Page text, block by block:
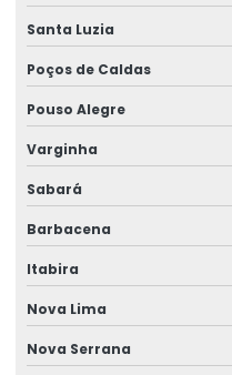
Santa Luzia
Poços de Caldas
Pouso Alegre
Varginha
Sabará
Barbacena
Itabira
Nova Lima
Nova Serrana